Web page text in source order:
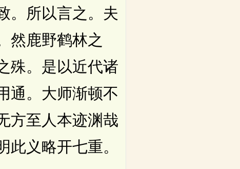
。所以言之。夫
然鹿野鹤林之
殊。是以近代诸
通。大师渐顿不
方至人本迹渊哉
义略开七重。